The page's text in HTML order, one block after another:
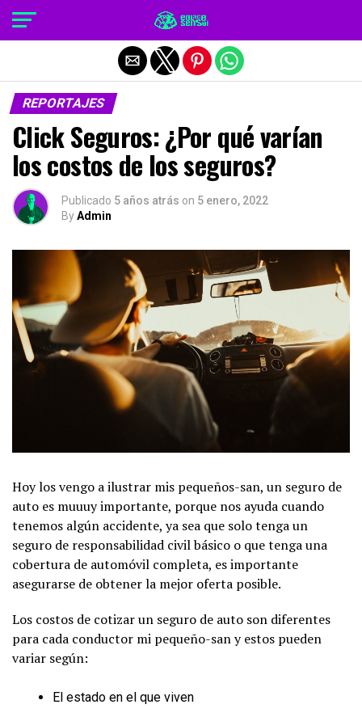
REPORTAJES
Click Seguros: ¿Por qué varían
los costos de los seguros?
Publicado 5 años atrás on 5 enero, 2022
ByAdmin
Hoy los vengo a ilustrar mis pequeños-san, un seguro de
auto es muuuy importante, porque nos ayuda cuando
tenemos algún accidente, ya sea que solo tenga un
seguro de responsabilidad civil básico o que tenga una
cobertura de automóvil completa, es importante
asegurarse de obtener la mejor oferta posible.
Los costos de cotizar un seguro de auto son diferentes
para cada conductor mi pequeño-san y estos pueden
variar según:
El estado en el que viven
Salir de la versión móvil